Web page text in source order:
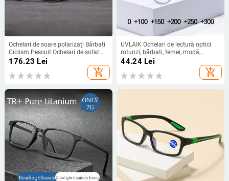
Ochelari de soare polarizați Bărbați
Ciclism Pescuit Ochelari de șofat
Sport în aer liber Ochelari de soare
UV400 Ochelari de vedere Bărbați
Femei Ochelari de protecție
176.23 Lei
add_shopping_cart
UVLAIK Ochelari de lectură optici
rotunzi, bărbați, femei, modă,
albastru, negru
44.24Lei
add_shopping_cart